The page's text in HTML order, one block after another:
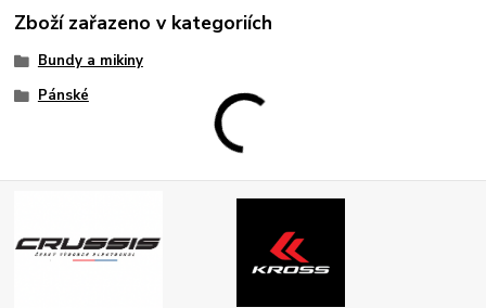
Zboží zařazeno v kategoriích
Bundy a mikiny
Pánské